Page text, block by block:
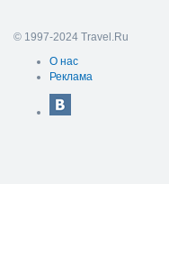
© 1997-2024 Travel.Ru
О нас
Реклама